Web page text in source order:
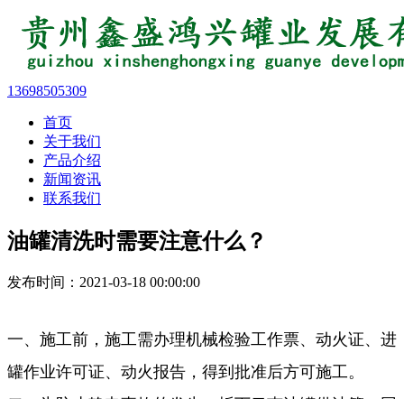
13698505309
首页
关于我们
产品介绍
新闻资讯
联系我们
油罐清洗时需要注意什么？
发布时间：2021-03-18 00:00:00
一、施工前，施工需办理机械检验工作票、动火证、进
罐作业许可证、动火报告，得到批准后方可施工。